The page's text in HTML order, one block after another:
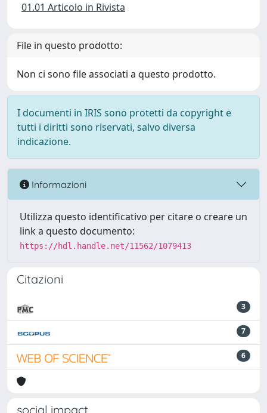
01.01 Articolo in Rivista
File in questo prodotto:
Non ci sono file associati a questo prodotto.
I documenti in IRIS sono protetti da copyright e
tutti i diritti sono riservati, salvo diversa
indicazione.
Informazioni
Utilizza questo identificativo per citare o creare un
link a questo documento:
https://hdl.handle.net/11562/1079413
Citazioni
3
7
6
social impact